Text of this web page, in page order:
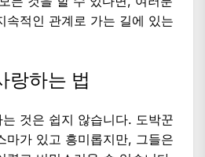
속적인 관계로 가는 길에 있는
랑하는 법
것은 쉽지 않습니다. 도박꾼
마가 있고 흥미롭지만, 그들은